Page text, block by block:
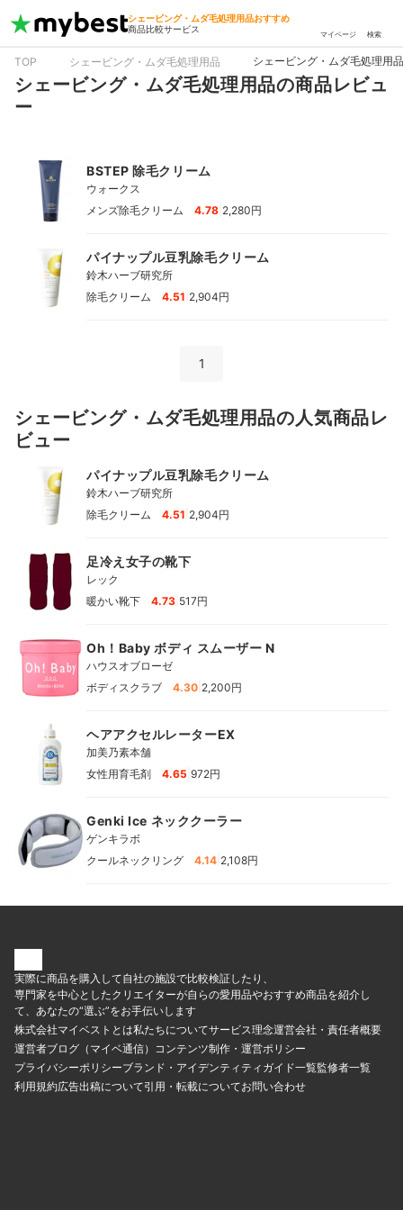
シェービング・ムダ毛処理用品おすすめ
商品比較サービス
マイページ 検索
TOP シェービング・ムダ毛処理用品 シェービング・ムダ毛処理用
シェービング・ムダ毛処理用品の商品レビュ
ー
BSTEP 除毛クリーム
ウォークス
メンズ除毛クリーム
4.78 2,280円
パイナップル豆乳除毛クリーム
鈴木ハーブ研究所
除毛クリーム
4.51 2,904円
1
シェービング・ムダ毛処理用品の人気商品レ
ビュー
パイナップル豆乳除毛クリーム
鈴木ハーブ研究所
除毛クリーム
4.51 2,904円
足冷え女子の靴下
レック
暖かい靴下
4.73 517円
Oh！Baby ボディ スムーザー N
ハウスオブローゼ
ボディスクラブ
4.30 2,200円
ヘアアクセルレーターEX
加美乃素本舗
女性用育毛剤
4.65 972円
Genki Ice ネッククーラー
ゲンキラボ
クールネックリング
4.14 2,108円
実際に商品を購入して自社の施設で比較検証したり、
専門家を中心としたクリエイターが自らの愛用品やおすすめ商品を紹介し
て、あなたの“選ぶ”をお手伝いします
株式会社マイベストとは私たちについてサービス理念運営会社・責任者概要
運営者ブログ（マイベ通信） コンテンツ制作・運営ポリシー
プライバシーポリシーブランド・アイデンティティ ガイド一覧監修者一覧
利用規約広告出稿について引用・転載についてお問い合わせ